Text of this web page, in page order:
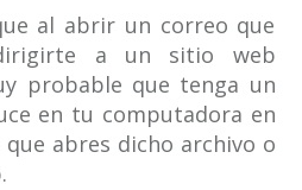
al abrir un correo que
a un sitio web
probable que tenga un
en tu computadora en
abres dicho archivo o